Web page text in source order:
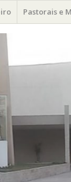
Pastorais e